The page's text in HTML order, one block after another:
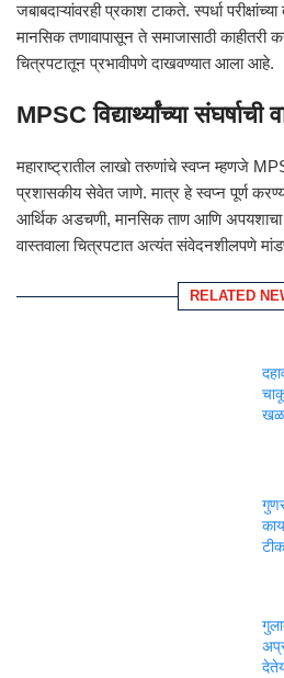
जबाबदाऱ्यांवरही प्रकाश टाकते. स्पर्धा परीक्षांच्या
मानसिक तणावापासून ते समाजासाठी काहीतरी
चित्रपटातून प्रभावीपणे दाखवण्यात आला आहे.
MPSC विद्यार्थ्यांच्या संघर्षाची
महाराष्ट्रातील लाखो तरुणांचे स्वप्न म्हणजे
प्रशासकीय सेवेत जाणे. मात्र हे स्वप्न पूर्ण
आर्थिक अडचणी, मानसिक ताण आणि अपयशाचा
वास्तवाला चित्रपटात अत्यंत संवेदनशीलपणे
RELATED